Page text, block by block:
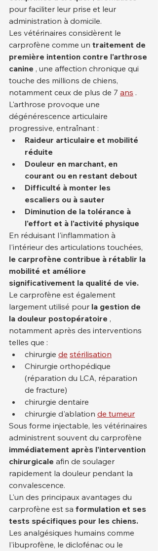
pour faciliter leur prise et leur
administration à domicile.
Les vétérinaires considèrent le
carprofène comme un traitement de
première intention contre l'arthrose
canine , une affection chronique qui
touche des millions de chiens,
notamment ceux de plus de 7 ans .
L'arthrose provoque une
dégénérescence articulaire
progressive, entraînant :
Raideur articulaire et mobilité
réduite
Douleur en marchant, en
courant ou en restant debout
Difficulté à monter les
escaliers ou à sauter
Diminution de la tolérance à
l'effort et à l'activité physique
En réduisant l'inflammation à
l'intérieur des articulations touchées,
le carprofène contribue à rétablir la
mobilité et améliore
significativement la qualité de vie.
Le carprofène est également
largement utilisé pour la gestion de
la douleur postopératoire ,
notamment après des interventions
telles que :
chirurgie de stérilisation
Chirurgie orthopédique
(réparation du LCA, réparation
de fracture)
chirurgie dentaire
chirurgie d'ablation de tumeur
Sous forme injectable, les vétérinaires
administrent souvent du carprofène
immédiatement après l'intervention
chirurgicale afin de soulager
rapidement la douleur pendant la
convalescence.
L'un des principaux avantages du
carprofène est sa formulation et ses
tests spécifiques pour les chiens.
Les analgésiques humains comme
l'ibuprofène, le diclofénac ou le